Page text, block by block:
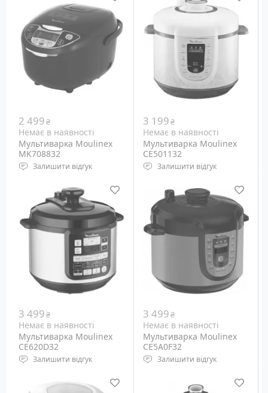
2 499₴
Немає в наявності
Мультиварка Moulinex
MK708832
Залишити відгук
Місткість: 5 л
Програми: 25
3 199₴
Немає в наявності
Мультиварка Moulinex
CE501132
Залишити відгук
3 499₴
Немає в наявності
Мультиварка Moulinex
CE620D32
Залишити відгук
Місткість: 5 літрів
3 499₴
Немає в наявності
Мультиварка Moulinex
CE5A0F32
Залишити відгук
Місткість: 5 літрів